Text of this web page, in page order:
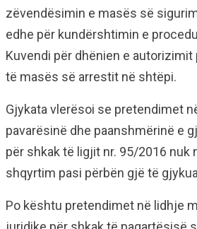
zëvendësimin e masës së
edhe për kundërshtimin e
Kuvendi për dhënien e
të masës së arrestit në shtëpi.
Gjykata vlerësoi se pretendimet
pavarësinë dhe paanshmërinë e
për shkak të ligjit nr. 95/2016 nuk
shqyrtim pasi përbën gjë të
Po kështu pretendimet në lidhje